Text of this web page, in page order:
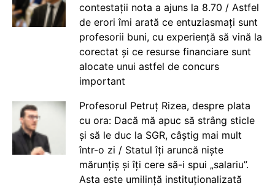
contestații nota a ajuns la 8.70 / Astfel
de erori îmi arată ce entuziasmați sunt
profesorii buni, cu experiență să vină la
corectat și ce resurse financiare sunt
alocate unui astfel de concurs
important
Profesorul Petruț Rizea, despre plata
cu ora: Dacă mă apuc să strâng sticle
și să le duc la SGR, câștig mai mult
într-o zi / Statul îți aruncă niște
mărunțiș și îți cere să-i spui „salariu”.
Asta este umilință instituționalizată